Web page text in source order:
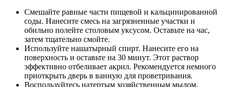
Смешайте равные части пищевой и кальцинированной
соды. Нанесите смесь на загрязненные участки и
обильно полейте столовым уксусом. Оставьте на час,
затем тщательно смойте.
Используйте нашатырный спирт. Нанесите его на
поверхность и оставьте на 30 минут. Этот раствор
эффективно отбеливает акрил. Рекомендуется немного
приоткрыть дверь в ванную для проветривания.
Воспользуйтесь натертым хозяйственным мылом,